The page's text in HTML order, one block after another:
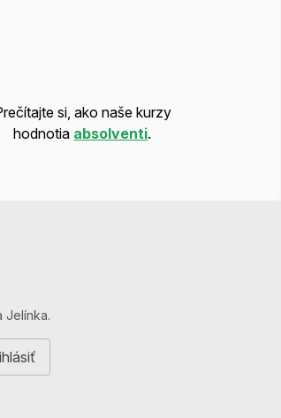
si, ako naše kurzy
hodnotia absolventi.
Jelínka.